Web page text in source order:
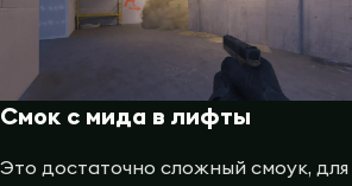
Смок с мида в лифты
Это достаточно сложный смоук,